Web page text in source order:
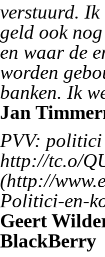
verstuurd.
geld ook
en waar de
worden
banken. Ik
Jan
PVV: politici
http://tc.o/
Geert
BlackBerry